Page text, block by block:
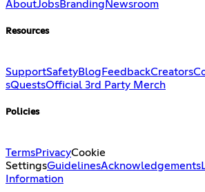
AboutJobsBrandingNewsroom
Resources
SupportSafetyBlog FeedbackCreators
sQuestsOfficial 3rd Party Merch
Policies
TermsPrivacyCookie
SettingsGuidelinesAcknowledgements
Information